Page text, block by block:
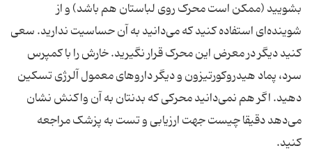
بشویید (ممکن است محرک روی لباستان هم باشد) و از
شوینده‌ای استفاده کنید که می‌دانید به آن حساسیت ندارید. سعی
کنید دیگر در معرض این محرک قرار نگیرید. خارش را با کمپرس
سرد، پماد هیدروکورتیزون و دیگر داروهای معمول آلرژی تسکین
دهید. اگر هم نمی‌دانید محرکی که بدنتان به آن واکنش نشان
می‌دهد دقیقا چیست جهت ارزیابی و تست به پزشک مراجعه